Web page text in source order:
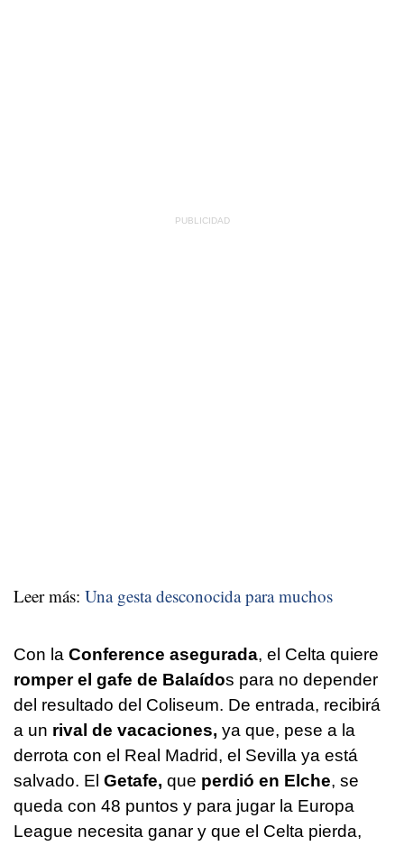
Leer más: Una gesta desconocida para muchos
Con la Conference asegurada, el Celta quiere
romper el gafe de Balaídos para no depender
del resultado del Coliseum. De entrada, recibirá
a un rival de vacaciones, ya que, pese a la
derrota con el Real Madrid, el Sevilla ya está
salvado. El Getafe, que perdió en Elche, se
queda con 48 puntos y para jugar la Europa
League necesita ganar y que el Celta pierda,